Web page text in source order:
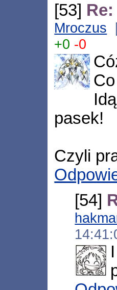
[53]
Mroczus
+0 -0
pasek!
Czyli
[54]